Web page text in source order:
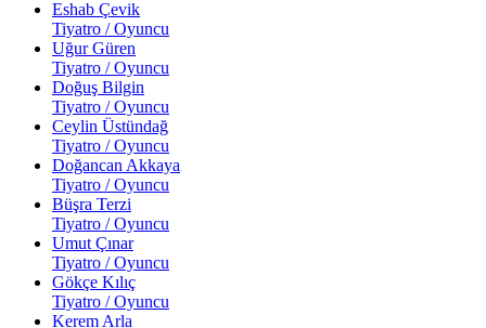
Eshab Çevik
Tiyatro / Oyuncu
Uğur Güren
Tiyatro / Oyuncu
Doğuş Bilgin
Tiyatro / Oyuncu
Ceylin Üstündağ
Tiyatro / Oyuncu
Doğancan Akkaya
Tiyatro / Oyuncu
Büşra Terzi
Tiyatro / Oyuncu
Umut Çınar
Tiyatro / Oyuncu
Gökçe Kılıç
Tiyatro / Oyuncu
Kerem Arla